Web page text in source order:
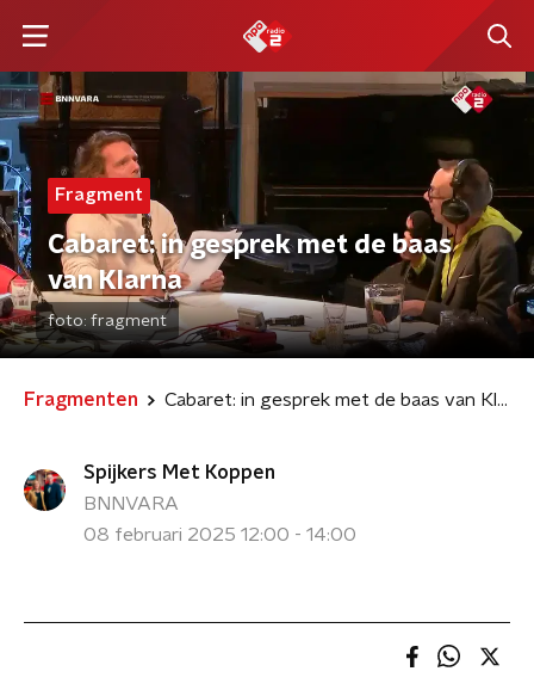
Fragment
Cabaret: in gesprek met de baas
van Klarna
foto: fragment
Fragmenten Cabaret: in gesprek met de baas van Klarna
Spijkers Met Koppen
BNNVARA
08 februari 2025 12:00 - 14:00